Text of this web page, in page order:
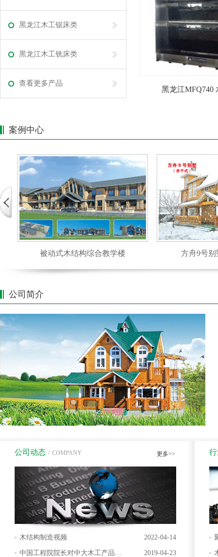
黑龙江木工锯床类
黑龙江木工铣床类
查看更多产品
黑龙江MFQ740
案例中心
被动式木结构综合教学楼 方舟9号
公司简介
公司动态 / COMPANY 更多>>
木结构制造视频 2022-04-14
中国工程院院长对中大木工产品给 2019-04-23